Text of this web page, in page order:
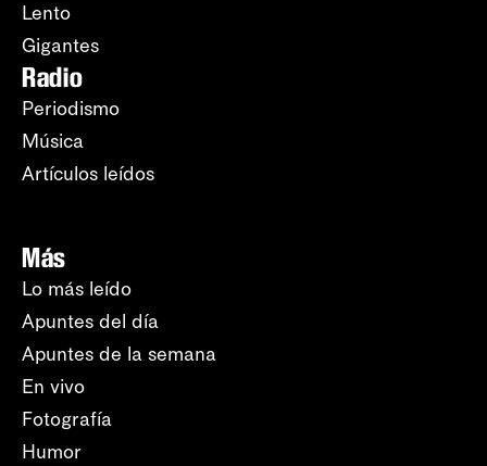
Lento
Gigantes
Radio
Periodismo
Música
Artículos leídos
Más
Lo más leído
Apuntes del día
Apuntes de la semana
En vivo
Fotografía
Humor